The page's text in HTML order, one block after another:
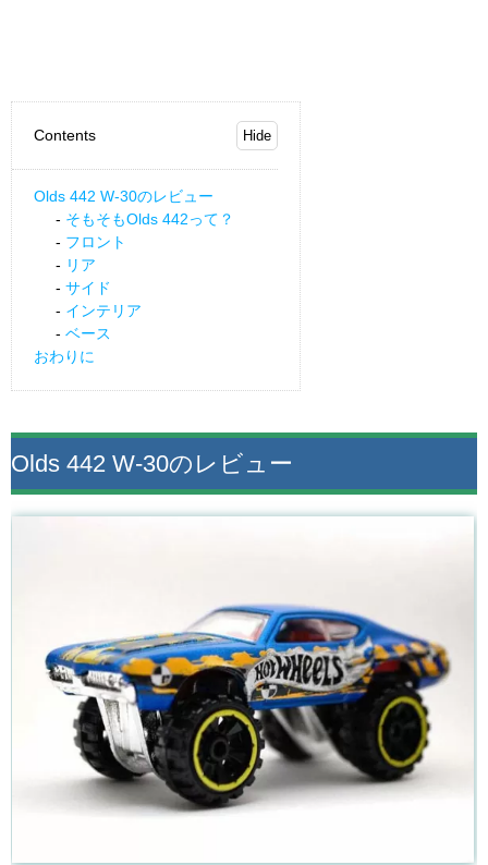
Contents
Olds 442 W-30のレビュー
そもそもOlds 442って？
フロント
リア
サイド
インテリア
ベース
おわりに
Olds 442 W-30のレビュー